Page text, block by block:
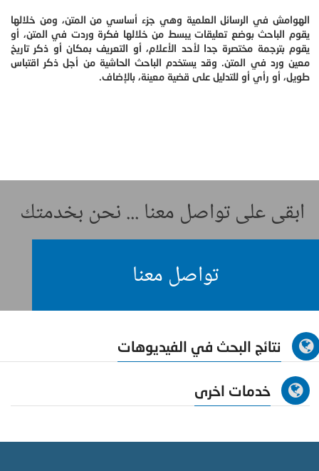
الهوامش في الرسائل العلمية وهي جزء أساسي من المتن، ومن خلالها
يقوم الباحث بوضع تعليقات يبسط من خلالها فكرة وردت في المتن، أو
يقوم بترجمة مختصرة جدا لأحد الأعلام، أو التعريف بمكان أو ذكر تاريخ
معين ورد في المتن. وقد يستخدم الباحث الحاشية من أجل ذكر اقتباس
طويل، أو رأي أو للتدليل على قضية معينة، بالإضاف.
ابقى على تواصل معنا ... نحن بخدمتك
تواصل معنا
نتائج البحث في الفيديوهات
خدمات اخرى